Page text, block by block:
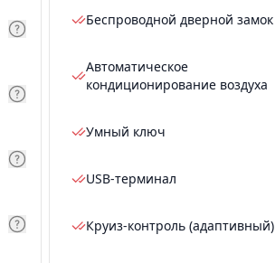
Беспроводной дверной замок
Автоматическое
кондиционирование воздуха
Умный ключ
USB-терминал
Круиз-контроль (адаптивный)